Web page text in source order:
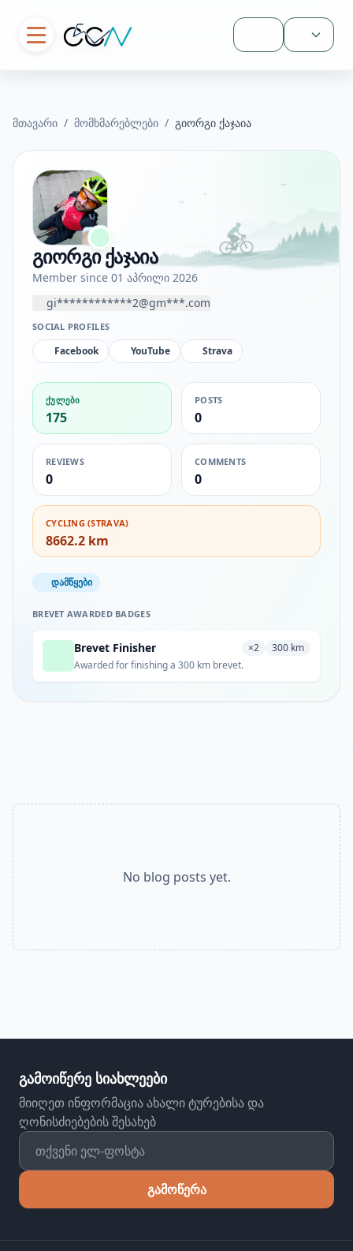
შესვლა
მთავარი / მომხმარებლები / გიორგი ქაჯაია
გიორგი ქაჯაია
Member since 01 აპრილი 2026
gi************2@gm***.com
SOCIAL PROFILES
Facebook YouTube Strava
ᲥᲣᲚᲔᲑᲘ
175
POSTS
0
REVIEWS
0
COMMENTS
0
CYCLING (STRAVA)
8662.2 km
დამწყები
BREVET AWARDED BADGES
Brevet Finisher ×2
300 km
Awarded for finishing a 300 km brevet.
No blog posts yet.
გამოიწერე სიახლეები
მიიღეთ ინფორმაცია ახალი ტურებისა და
ღონისძიებების შესახებ
გამოწერა